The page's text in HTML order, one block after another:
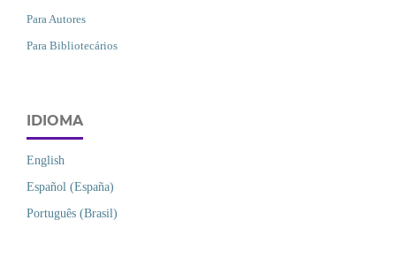
Para Autores
Para Bibliotecários
IDIOMA
English
Español (España)
Português (Brasil)